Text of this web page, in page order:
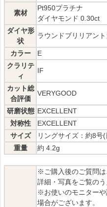
素材
Pt950プラチナ
ダイヤモンド 0.30ct
ダイヤ形
状
ラウンドブリリアント
カラー
E
クラリテ
ィ
IF
カット総
合評価
VERYGOOD
研磨状態 EXCELLENT
対称性
EXCELLENT
サイズ
リングサイズ：約8号
重量
約 4.2g
※ご購入後のご質問は
詳細・写真をご覧の
※お使いのモニター
場合がございます。